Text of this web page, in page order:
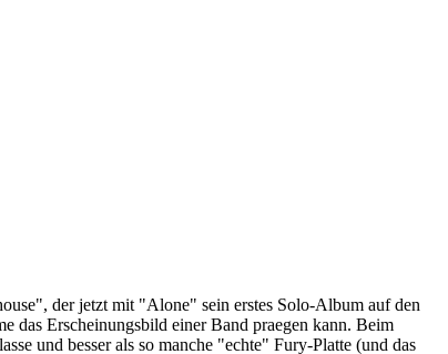
der jetzt mit "Alone" sein erstes Solo-Album auf den
das Erscheinungsbild einer Band praegen kann. Beim
und besser als so manche "echte" Fury-Platte (und das